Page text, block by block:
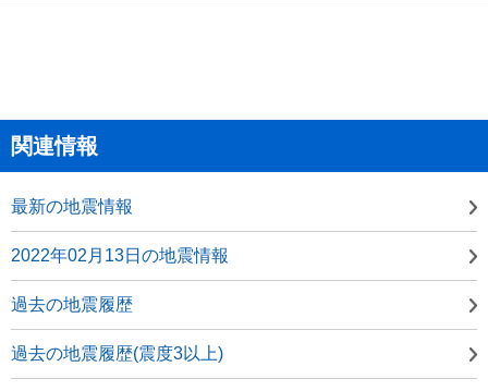
関連情報
最新の地震情報
2022年02月13日の地震情報
過去の地震履歴
過去の地震履歴(震度3以上)